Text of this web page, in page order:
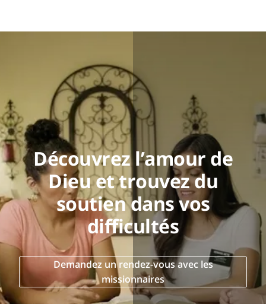
Découvrez l’amour de
Dieu et trouvez du
soutien dans vos
difficultés
Demandez un rendez-vous avec les
missionnaires